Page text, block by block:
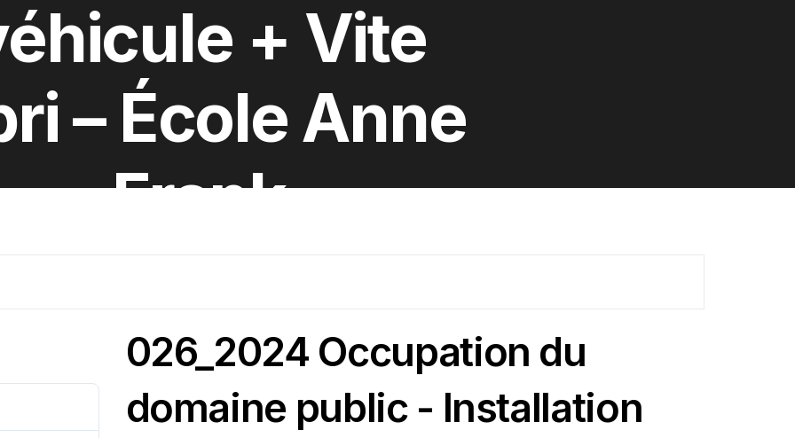
+ Vite
– École Anne
Frank
026_2024 Occupation du
domaine public - Installation